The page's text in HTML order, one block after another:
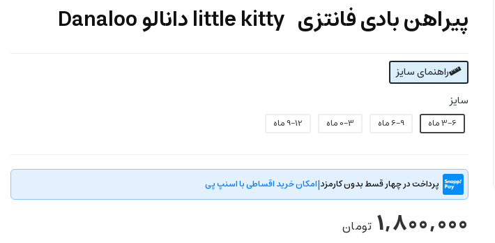
پیراهن بادی فانتزی little kitty دانالو Danaloo
راهنمای سایز
سایز
3-6 ماه 6-9 ماه 0-3 ماه 9-12 ماه
پرداخت در چهار قسط بدون کارمزد|امکان خرید اقساطی با اسنپ پی
1,800,000 تومان